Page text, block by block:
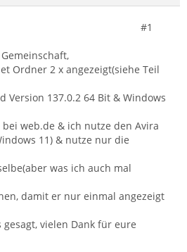
#1
Ordner 2 x angezeigt(siehe Teil
Version 137.0.2 64 Bit & Windows
web.de & ich nutze den Avira
11) & nutze nur die
was ich auch mal
damit er nur einmal angezeigt
vielen Dank für eure